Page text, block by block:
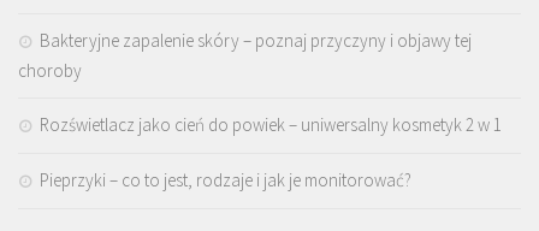
Bakteryjne zapalenie skóry – poznaj przyczyny i objawy tej
choroby
Rozświetlacz jako cień do powiek – uniwersalny kosmetyk 2 w 1
Pieprzyki – co to jest, rodzaje i jak je monitorować?